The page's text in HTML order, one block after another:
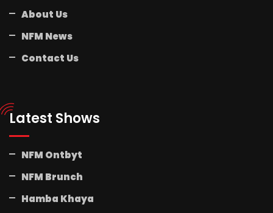
About Us
NFM News
Contact Us
Latest Shows
NFM Ontbyt
NFM Brunch
Hamba Khaya